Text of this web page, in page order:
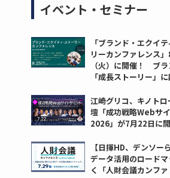
イベント・セミナー
「ブランド・エクイ
リーカンファレンス
（火）に開催！ ブラ
「成長ストーリー」
江崎グリコ、キノト
壇「成功戦略Webサ
2026」が7月22日に
【日揮HD、デンソー
データ活用のロード
く「人財会議カンフ